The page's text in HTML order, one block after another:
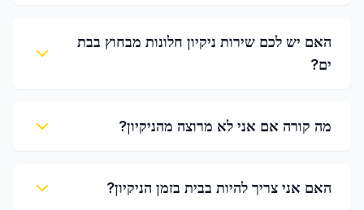
האם יש לכם שירות ניקיון חלונות מבחוץ בבת
ים?
מה קורה אם אני לא מרוצה מהניקיון?
האם אני צריך להיות בבית בזמן הניקיון?